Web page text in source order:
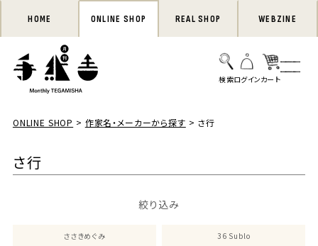
HOME ONLINE SHOP REAL SHOP WEBZINE
ONLINE SHOP 作家名・メーカーから探す さ行
さ行
絞り込み
ささきめぐみ 36 Sublo